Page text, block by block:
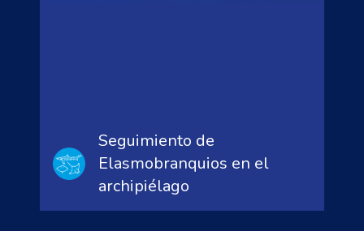
Seguimiento de
Elasmobranquios en el
archipiélago